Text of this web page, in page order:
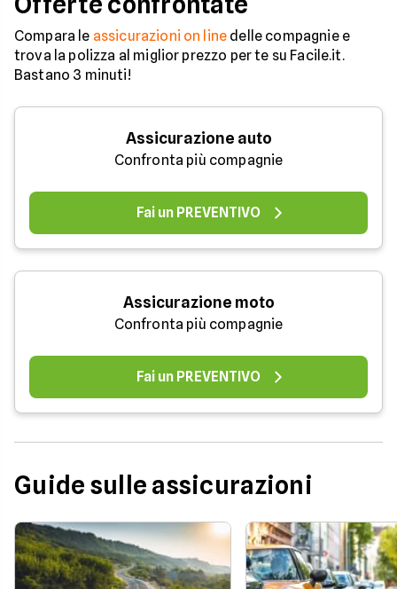
Compara le assicurazioni on line delle compagnie e
trova la polizza al miglior prezzo per te su Facile.it.
Bastano 3 minuti!
Assicurazione auto
Confronta più compagnie
Fai un PREVENTIVO
Assicurazione moto
Confronta più compagnie
Fai un PREVENTIVO
Guide sulle assicurazioni